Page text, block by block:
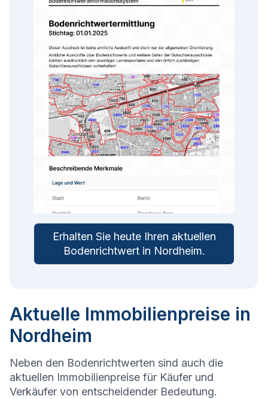
Erhalten Sie heute Ihren aktuellen
Bodenrichtwert in Nordheim.
Aktuelle Immobilienpreise in
Nordheim
Neben den Bodenrichtwerten sind auch die
aktuellen Immobilienpreise für Käufer und
Verkäufer von entscheidender Bedeutung.